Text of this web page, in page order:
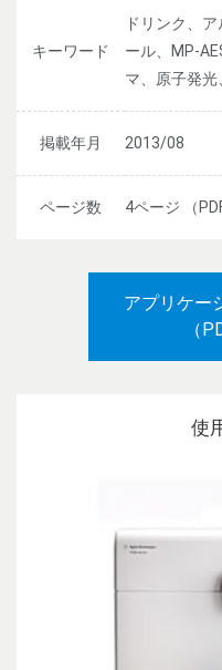
キーワード
ドリンク、
ール、MP-
マ、原子発
掲載年月 2013/08
ページ数 4ページ （
アプリケー
（
使